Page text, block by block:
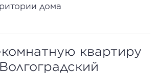
дома
квартиру